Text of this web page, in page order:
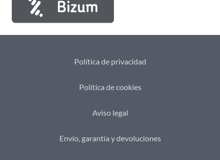
Política de privacidad
Política de cookies
Aviso legal
Envío, garantía y devoluciones